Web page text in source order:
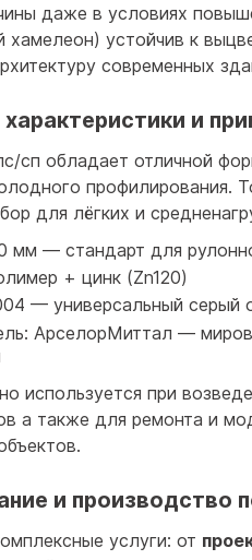
даже в условиях
хамелеон) устойчив к
современных
характеристики и
сп обладает отличной
профилирования.
для лёгких и
мм — стандарт для
+ цинк (Zn120)
— универсальный серый
АрселорМиттал —
используется при
а также для ремонта и
и производство
услуги: от